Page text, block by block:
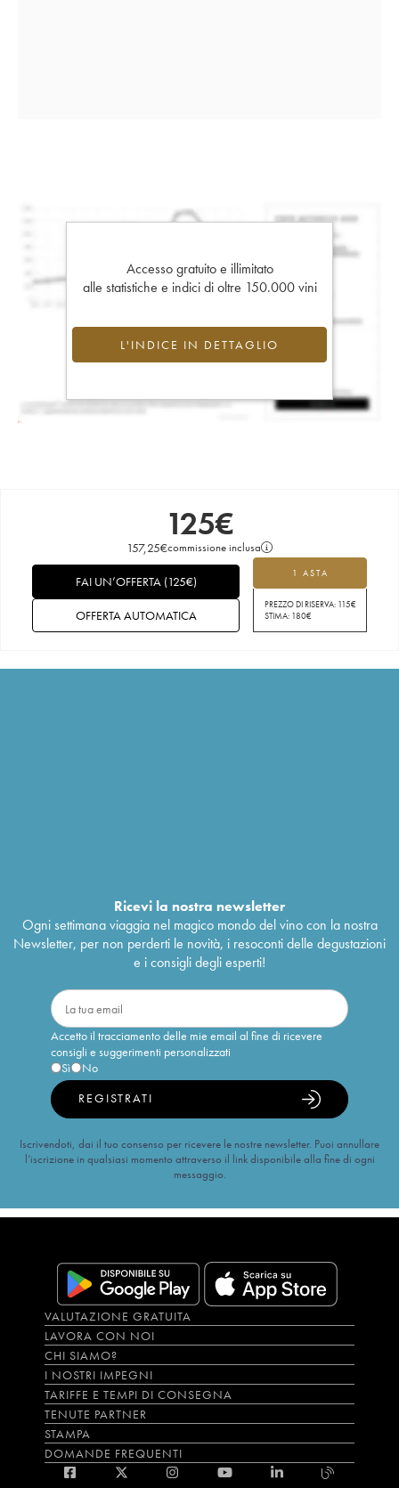
Accesso gratuito e illimitato
alle statistiche e indici di oltre 150.000 vini
L'INDICE IN DETTAGLIO
125€
157,25€commissione inclusa
1 ASTA
PREZZO DI RISERVA: 115€
STIMA: 180€
FAI UN’OFFERTA(125€)
OFFERTA AUTOMATICA
Ricevi la nostra newsletter
Ogni settimana viaggia nel magico mondo del vino con la nostra
Newsletter, per non perderti le novità, i resoconti delle degustazioni
e i consigli degli esperti!
Accetto il tracciamento delle mie email al fine di ricevere
consigli e suggerimenti personalizzati
Sì
No
REGISTRATI
Iscrivendoti, dai il tuo consenso per ricevere le nostre newsletter. Puoi annullare
l’iscrizione in qualsiasi momento attraverso il link disponibile alla fine di ogni
messaggio.
VALUTAZIONE GRATUITA
LAVORA CON NOI
CHI SIAMO?
I NOSTRI IMPEGNI
TARIFFE E TEMPI DI CONSEGNA
TENUTE PARTNER
STAMPA
DOMANDE FREQUENTI